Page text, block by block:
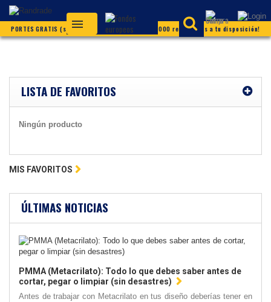
PORTES GRATIS (según condiciones) ¡Más de 20.000 referencias a tu disposición!
LISTA DE FAVORITOS
Ningún producto
MIS FAVORITOS
ÚLTIMAS NOTICIAS
PMMA (Metacrilato): Todo lo que debes saber antes de
cortar, pegar o limpiar (sin desastres)
Antes de trabajar con Metacrilato en tus diseño deberías tener en